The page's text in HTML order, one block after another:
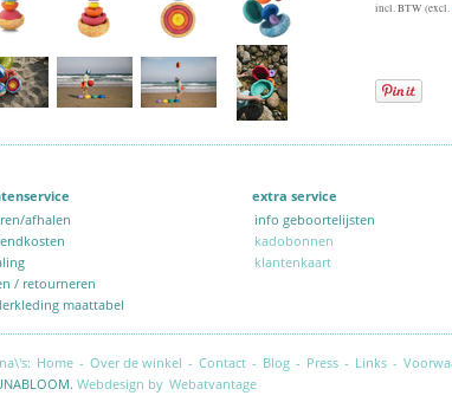
incl. BTW (excl.
extra service
afhalen
/ retourneren
maattabel
info geboortelijsten
kadobonnen
klantenkaart
Home - Over de winkel - Contact - Blog - Press - Links -
Webdesign by Webatvantage